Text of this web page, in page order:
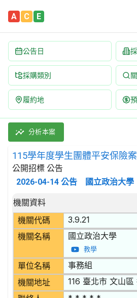
A C E
公告日
採購類別
履約地
115學年度學生團體平安保險案 招
採購類別：勞務類 保險(包括再保
分析本案
115學年度學生團體平安保險案
公開招標 公告
2026-04-14 公告 國立政治大學
招標公告詳細內容
機關資料
機關代碼
3.9.21
機關名稱 國立政治大學
教學
單位名稱 事務組
機關地址 116 臺北市 文山